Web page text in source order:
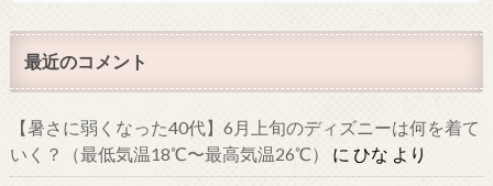
最近のコメント
【暑さに弱くなった40代】6月上旬のディズニーは何を着て
いく？（最低気温18℃〜最高気温26℃）
に ひな より